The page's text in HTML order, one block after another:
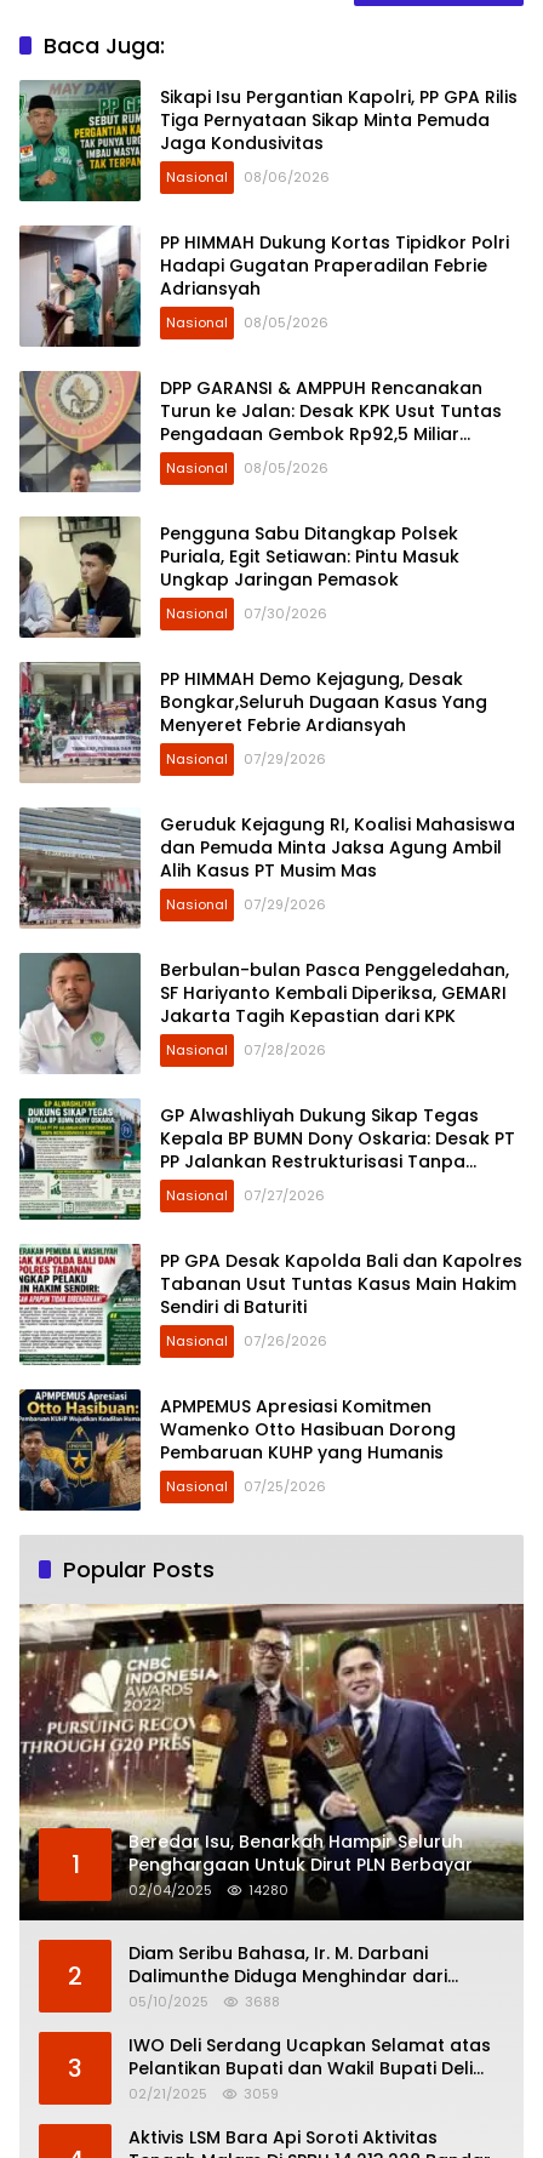
Baca Juga:
Sikapi Isu Pergantian Kapolri, PP GPA Rilis
Tiga Pernyataan Sikap Minta Pemuda
Jaga Kondusivitas
Nasional 08/06/2026
PP HIMMAH Dukung Kortas Tipidkor Polri
Hadapi Gugatan Praperadilan Febrie
Adriansyah
Nasional 08/05/2026
DPP GARANSI & AMPPUH Rencanakan
Turun ke Jalan: Desak KPK Usut Tuntas
Pengadaan Gembok Rp92,5 Miliar
Ditjenpas
Nasional 08/05/2026
Pengguna Sabu Ditangkap Polsek
Puriala, Egit Setiawan: Pintu Masuk
Ungkap Jaringan Pemasok
Nasional 07/30/2026
PP HIMMAH Demo Kejagung, Desak
Bongkar,Seluruh Dugaan Kasus Yang
Menyeret Febrie Ardiansyah
Nasional 07/29/2026
Geruduk Kejagung RI, Koalisi Mahasiswa
dan Pemuda Minta Jaksa Agung Ambil
Alih Kasus PT Musim Mas
Nasional 07/29/2026
Berbulan-bulan Pasca Penggeledahan,
SF Hariyanto Kembali Diperiksa, GEMARI
Jakarta Tagih Kepastian dari KPK
Nasional 07/28/2026
GP Alwashliyah Dukung Sikap Tegas
Kepala BP BUMN Dony Oskaria: Desak PT
PP Jalankan Restrukturisasi Tanpa
Mengorbankan Karyawan
Nasional 07/27/2026
PP GPA Desak Kapolda Bali dan Kapolres
Tabanan Usut Tuntas Kasus Main Hakim
Sendiri di Baturiti
Nasional 07/26/2026
APMPEMUS Apresiasi Komitmen
Wamenko Otto Hasibuan Dorong
Pembaruan KUHP yang Humanis
Nasional 07/25/2026
Popular Posts
1
Beredar Isu, Benarkah Hampir Seluruh
Penghargaan Untuk Dirut PLN Berbayar
02/04/2025 14280
2
Diam Seribu Bahasa, Ir. M. Darbani
Dalimunthe Diduga Menghindar dari
Pertanggungjawaban Politik
05/10/2025 3688
3
IWO Deli Serdang Ucapkan Selamat atas
Pelantikan Bupati dan Wakil Bupati Deli
Serdang
02/21/2025 3059
Aktivis LSM Bara Api Soroti Aktivitas